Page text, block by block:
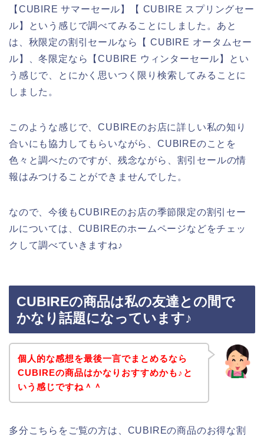
【CUBIRE サマーセール】【 CUBIRE スプリングセー
ル】という感じで調べてみることにしました。あと
は、秋限定の割引セールなら【 CUBIRE オータムセー
ル】、冬限定なら【CUBIRE ウィンターセール】とい
う感じで、とにかく思いつく限り検索してみることに
しました。
このような感じで、CUBIREのお店に詳しい私の知り
合いにも協力してもらいながら、CUBIREのことを
色々と調べたのですが、残念ながら、割引セールの情
報はみつけることができませんでした。
なので、今後もCUBIREのお店の季節限定の割引セー
ルについては、CUBIREのホームページなどをチェッ
クして調べていきますね♪
CUBIREの商品は私の友達との間で
かなり話題になっています♪
個人的な感想を最後一言でまとめるなら
CUBIREの商品はかなりおすすめかも♪と
いう感じですね＾＾
多分こちらをご覧の方は、CUBIREの商品のお得な割